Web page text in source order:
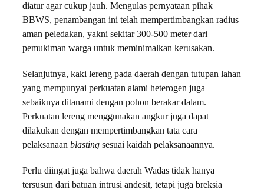
diatur agar cukup jauh. Mengulas pernyataan pihak
BBWS, penambangan ini telah mempertimbangkan radius
aman peledakan, yakni sekitar 300-500 meter dari
pemukiman warga untuk meminimalkan kerusakan.
Selanjutnya, kaki lereng pada daerah dengan tutupan lahan
yang mempunyai perkuatan alami heterogen juga
sebaiknya ditanami dengan pohon berakar dalam.
Perkuatan lereng menggunakan angkur juga dapat
dilakukan dengan mempertimbangkan tata cara
pelaksanaan blasting sesuai kaidah pelaksanaannya.
Perlu diingat juga bahwa daerah Wadas tidak hanya
tersusun dari batuan intrusi andesit, tetapi juga breksia